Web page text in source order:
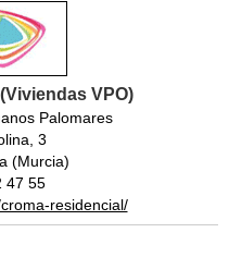
VPO)
Palomares
3
(Murcia)
47 55
residencial/